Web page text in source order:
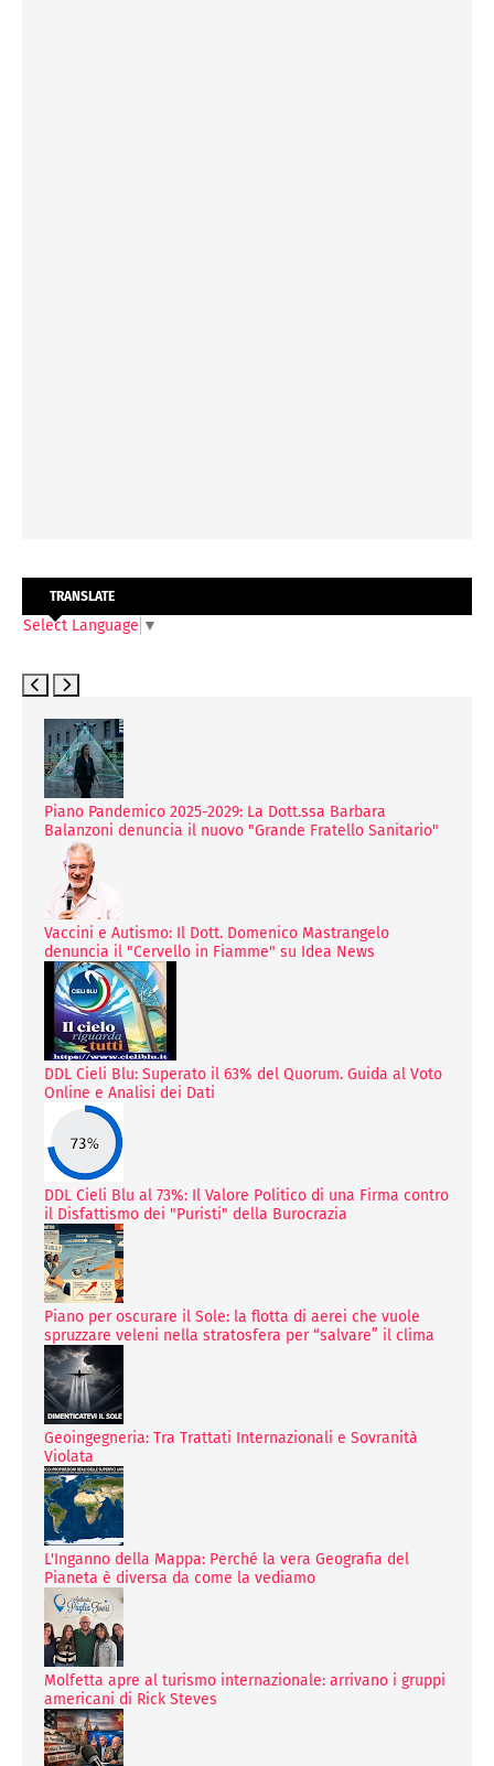
TRANSLATE
Select Language ▼
Piano Pandemico 2025-2029: La Dott.ssa Barbara
Balanzoni denuncia il nuovo "Grande Fratello Sanitario"
Vaccini e Autismo: Il Dott. Domenico Mastrangelo
denuncia il "Cervello in Fiamme" su Idea News
DDL Cieli Blu: Superato il 63% del Quorum. Guida al Voto
Online e Analisi dei Dati
DDL Cieli Blu al 73%: Il Valore Politico di una Firma contro
il Disfattismo dei "Puristi" della Burocrazia
Piano per oscurare il Sole: la flotta di aerei che vuole
spruzzare veleni nella stratosfera per “salvare” il clima
Geoingegneria: Tra Trattati Internazionali e Sovranità
Violata
L'Inganno della Mappa: Perché la vera Geografia del
Pianeta è diversa da come la vediamo
Molfetta apre al turismo internazionale: arrivano i gruppi
americani di Rick Steves